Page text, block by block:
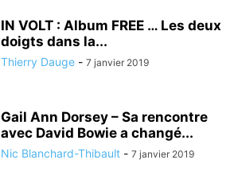
IN VOLT : Album FREE … Les deux
doigts dans la...
Thierry Dauge - 7 janvier 2019
Gail Ann Dorsey – Sa rencontre
avec David Bowie a changé...
Nic Blanchard-Thibault - 7 janvier 2019